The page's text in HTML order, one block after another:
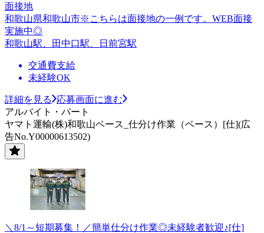
面接地
和歌山県和歌山市※こちらは面接地の一例です。WEB面接
実施中◎
和歌山駅、田中口駅、日前宮駅
交通費支給
未経験OK
詳細を見る
応募画面に進む
アルバイト・パート
ヤマト運輸(株)和歌山ベース_仕分け作業（ベース）[仕](広
告No.Y00000613502)
＼8/1～短期募集！／簡単仕分け作業◎未経験者歓迎♪[仕]